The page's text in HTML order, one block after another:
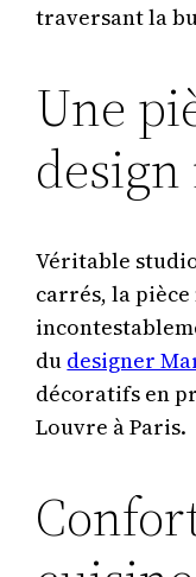
traversant la
Une
Véritable
carrés, la
du designer
décoratifs en
Louvre à Paris.